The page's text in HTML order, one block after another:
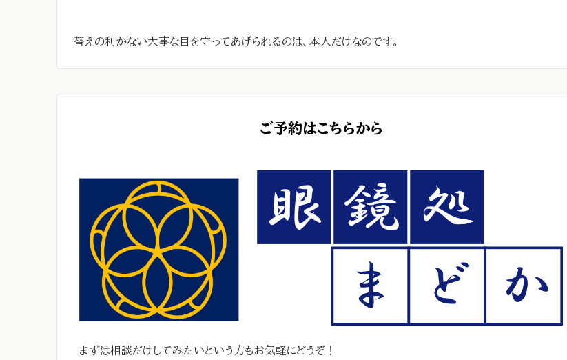
替えの利かない大事な目を守ってあげられるのは、本人だけなのです。
ご予約はこちらから
まずは相談だけしてみたいという方もお気軽にどうぞ！